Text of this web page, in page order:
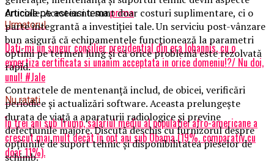
Articole pe aceiasi tema:prima
Urmatorul
Dati-mi un singur consilier prezidential din era Iohannis, cu o
expertiza certificata si unanim acceptata in orice domeniu!?/ Nu doi,
unul! #Jale
Nu ratati
În trei ani sub Trump, salariul mediu al populatiei afro-americane a
crescut mai mult decât în opt ani sub Obama (19%, comparativ cu
doar 11%).
cruciale. Acestea nu sunt doar costuri suplimentare, ci o
parte integrantă a investiției tale. Un serviciu post-vânzare
bun asigură că echipamentele funcționează la parametri
optimi pe termen lung și că orice problemă este rezolvată
rapid.
Contractele de mentenanță includ, de obicei, verificări
periodice și actualizări software. Aceasta prelungește
durata de viață a aparaturii radiologice și previne
defecțiunile majore. Discută deschis cu furnizorul despre
opțiunile de suport tehnic și disponibilitatea pieselor de
schimb.